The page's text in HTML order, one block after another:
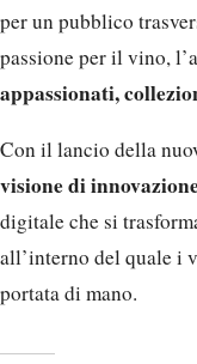
per un pubblico
passione per il vino,
appassionati,
Con il lancio della
visione di
digitale che si
all’interno del quale i
portata di mano.